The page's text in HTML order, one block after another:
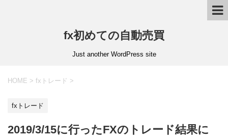
fx初めての自動売買
Just another WordPress site
HOME > fxトレード >
fxトレード
2019/3/15に行ったFXのトレード結果に